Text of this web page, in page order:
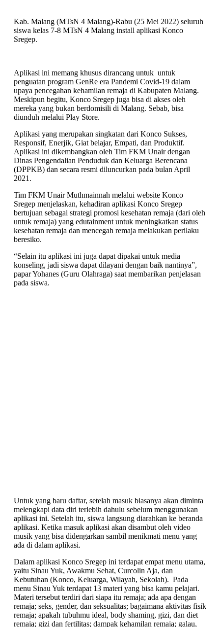
Kab. Malang (MTsN 4 Malang)-Rabu (25 Mei 2022) seluruh
siswa kelas 7-8 MTsN 4 Malang install aplikasi Konco
Sregep.
Aplikasi ini memang khusus dirancang untuk untuk
penguatan program GenRe era Pandemi Covid-19 dalam
upaya pencegahan kehamilan remaja di Kabupaten Malang.
Meskipun begitu, Konco Sregep juga bisa di akses oleh
mereka yang bukan berdomisili di Malang. Sebab, bisa
diunduh melalui Play Store.
Aplikasi yang merupakan singkatan dari Konco Sukses,
Responsif, Enerjik, Giat belajar, Empati, dan Produktif.
Aplikasi ini dikembangkan oleh Tim FKM Unair dengan
Dinas Pengendalian Penduduk dan Keluarga Berencana
(DPPKB) dan secara resmi diluncurkan pada bulan April
2021.
Tim FKM Unair Muthmainnah melalui website Konco
Sregep menjelaskan, kehadiran aplikasi Konco Sregep
bertujuan sebagai strategi promosi kesehatan remaja (dari oleh
untuk remaja) yang edutainment untuk meningkatkan status
kesehatan remaja dan mencegah remaja melakukan perilaku
beresiko.
“Selain itu aplikasi ini juga dapat dipakai untuk media
konseling, jadi siswa dapat dilayani dengan baik nantinya”,
papar Yohanes (Guru Olahraga) saat membarikan penjelasan
pada siswa.
Untuk yang baru daftar, setelah masuk biasanya akan diminta
melengkapi data diri terlebih dahulu sebelum menggunakan
aplikasi ini. Setelah itu, siswa langsung diarahkan ke beranda
aplikasi. Ketika masuk aplikasi akan disambut oleh video
musik yang bisa didengarkan sambil menikmati menu yang
ada di dalam aplikasi.
Dalam aplikasi Konco Sregep ini terdapat empat menu utama,
yaitu Sinau Yuk, Awakmu Sehat, Curcolin Aja, dan
Kebutuhan (Konco, Keluarga, Wilayah, Sekolah). Pada
menu Sinau Yuk terdapat 13 materi yang bisa kamu pelajari.
Materi tersebut terdiri dari siapa itu remaja; ada apa dengan
remaja; seks, gender, dan seksualitas; bagaimana aktivitas fisik
remaja; apakah tubuhmu ideal, body shaming, gizi, dan diet
remaja; gizi dan fertilitas; dampak kehamilan remaja; galau,